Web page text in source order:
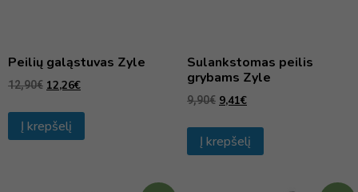
Peilių galąstuvas Zyle
12,90€ 12,26€
Į krepšelį
Sulankstomas peilis
grybams Zyle
9,90€ 9,41€
Į krepšelį